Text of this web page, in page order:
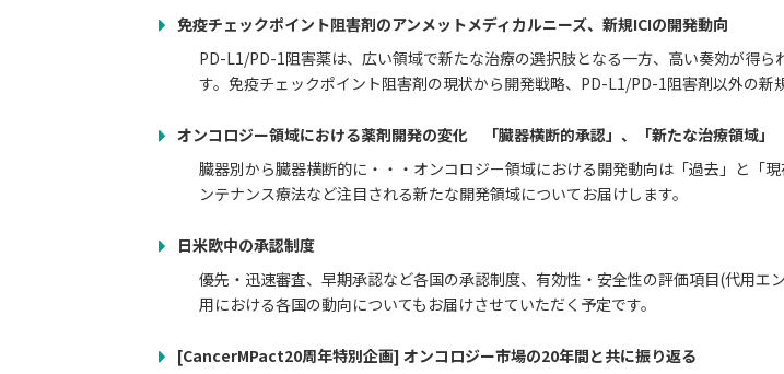
免疫チェックポイント阻害剤のアンメットメディカルニーズ、新規ICIの開発動向
PD-L1/PD-1阻害薬は、広い領域で新たな治療の選択肢となる一方、高い奏効が得
す。免疫チェックポイント阻害剤の現状から開発戦略、PD-L1/PD-1阻害剤以外の新
オンコロジー領域における薬剤開発の変化 「臓器横断的承認」、「新たな治療領域」
臓器別から臓器横断的に・・・オンコロジー領域における開発動向は「過去」と「
ンテナンス療法など注目される新たな開発領域についてお届けします。
日米欧中の承認制度
優先・迅速審査、早期承認など各国の承認制度、有効性・安全性の評価項目(代用
用における各国の動向についてもお届けさせていただく予定です。
[CancerMPact20周年特別企画] オンコロジー市場の20年間と共に振り返る